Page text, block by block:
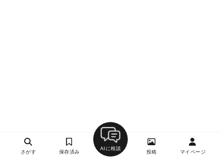
さがす 保存済み
AIに相談
投稿 マイページ